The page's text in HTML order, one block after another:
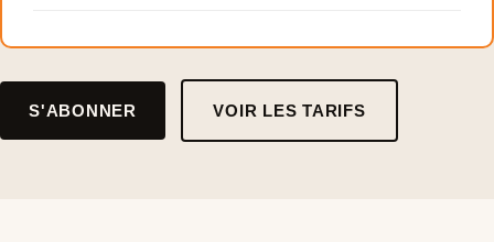
S'ABONNER VOIR LES TARIFS